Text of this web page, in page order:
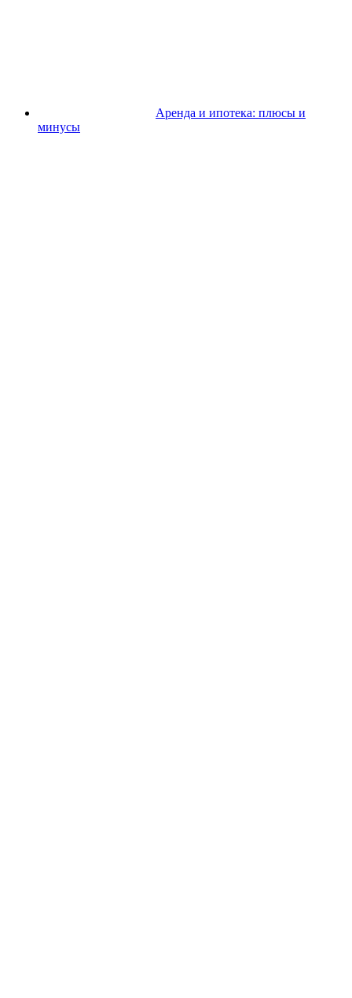
Аренда и ипотека: плюсы и
минусы